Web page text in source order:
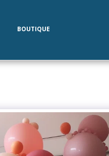
BOUTIQUE